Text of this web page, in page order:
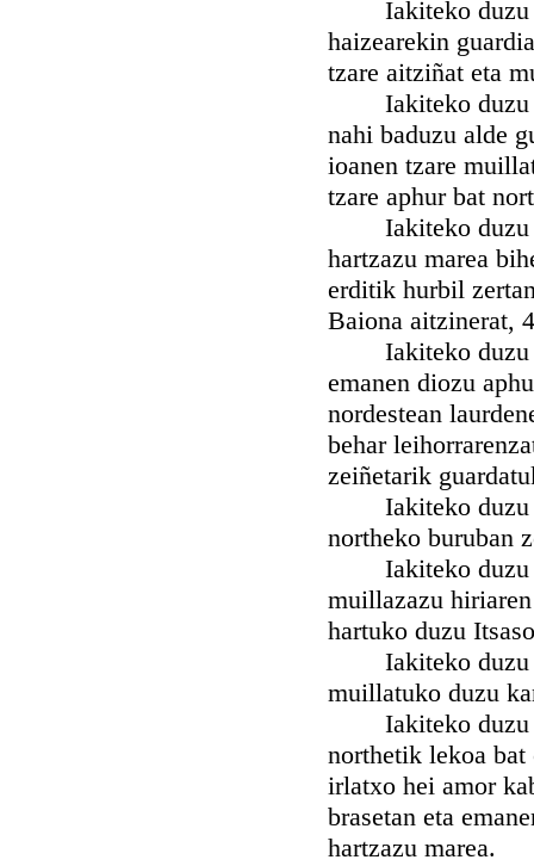
Iakiteko duzu
haizearekin
tzare aitziñat eta
Iakiteko duzu
nahi baduzu alde
ioanen tzare
tzare aphur bat
Iakiteko duzu
hartzazu marea
erditik hurbil
Baiona aitzinerat,
Iakiteko duzu
emanen diozu
nordestean
behar
zeiñetarik
Iakiteko duzu
northeko buruban
Iakiteko duzu
muillazazu hiriaren
hartuko duzu
Iakiteko duzu
muillatuko duzu
Iakiteko duzu
northetik lekoa
irlatxo hei amor
brasetan eta
hartzazu marea.